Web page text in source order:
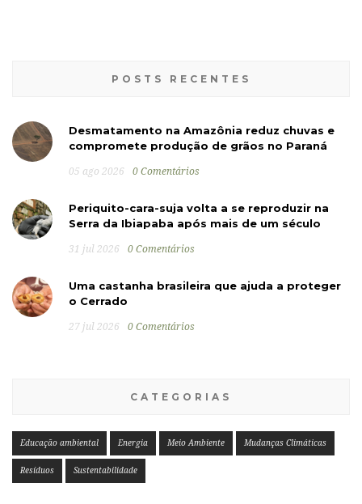
POSTS RECENTES
Desmatamento na Amazônia reduz chuvas e
compromete produção de grãos no Paraná
05 ago 2026 0 Comentários
Periquito-cara-suja volta a se reproduzir na
Serra da Ibiapaba após mais de um século
31 jul 2026 0 Comentários
Uma castanha brasileira que ajuda a proteger
o Cerrado
27 jul 2026 0 Comentários
CATEGORIAS
Educação ambiental Energia Meio Ambiente Mudanças Climáticas
Resíduos Sustentabilidade